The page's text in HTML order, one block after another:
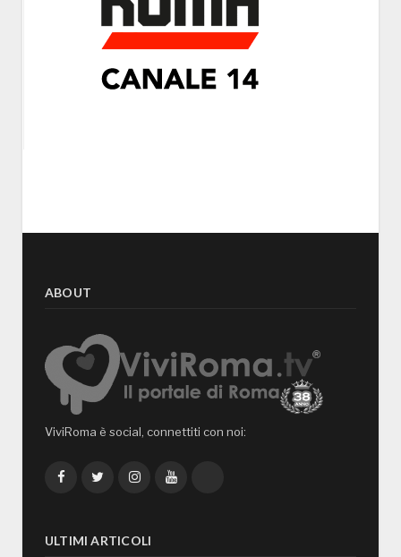
ABOUT
ViviRoma è social, connettiti con noi:
FacebookTwitterInstagramYouTube
ULTIMI ARTICOLI